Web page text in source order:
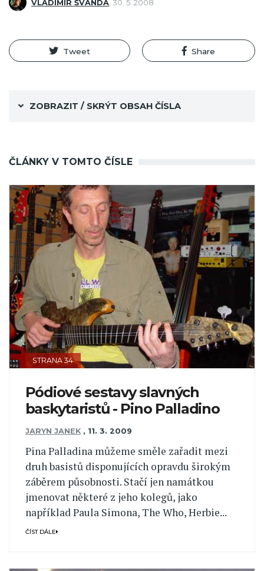
VLADIMÍR ŠVANDA 30. 5. 2008
Tweet Share
ZOBRAZIT / SKRÝT OBSAH ČÍSLA
ČLÁNKY V TOMTO ČÍSLE
STRANA 34
Pódiové sestavy slavných
baskytaristů - Pino Palladino
JARYN JANEK , 11. 3. 2009
Pina Palladina můžeme směle zařadit mezi
druh basistů disponujících opravdu širokým
záběrem působnosti. Stačí jen namátkou
jmenovat některé z jeho kolegů, jako
například Paula Simona, The Who, Herbie...
ČÍST DÁLE